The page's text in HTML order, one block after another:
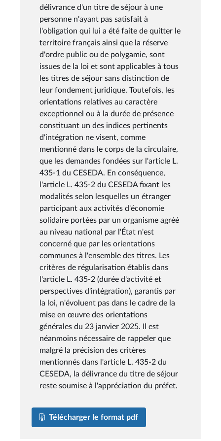
délivrance d'un titre de séjour à une
personne n'ayant pas satisfait à
l'obligation qui lui a été faite de quitter le
territoire français ainsi que la réserve
d'ordre public ou de polygamie, sont
issues de la loi et sont applicables à tous
les titres de séjour sans distinction de
leur fondement juridique. Toutefois, les
orientations relatives au caractère
exceptionnel ou à la durée de présence
constituant un des indices pertinents
d'intégration ne visent, comme
mentionné dans le corps de la circulaire,
que les demandes fondées sur l'article L.
435-1 du CESEDA. En conséquence,
l'article L. 435-2 du CESEDA fixant les
modalités selon lesquelles un étranger
participant aux activités d'économie
solidaire portées par un organisme agréé
au niveau national par l'État n'est
concerné que par les orientations
communes à l'ensemble des titres. Les
critères de régularisation établis dans
l'article L. 435-2 (durée d'activité et
perspectives d'intégration), garantis par
la loi, n'évoluent pas dans le cadre de la
mise en œuvre des orientations
générales du 23 janvier 2025. Il est
néanmoins nécessaire de rappeler que
malgré la précision des critères
mentionnés dans l'article L. 435-2 du
CESEDA, la délivrance du titre de séjour
reste soumise à l'appréciation du préfet.
Télécharger le format pdf